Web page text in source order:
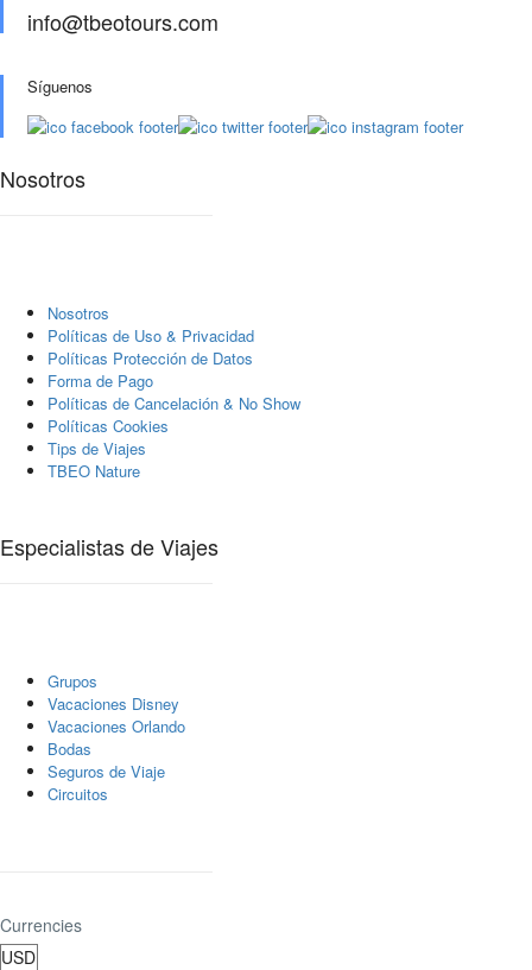
info@tbeotours.com
Síguenos
Nosotros
Nosotros
Polí­ticas de Uso & Privacidad
Polí­ticas Protección de Datos
Forma de Pago
Políticas de Cancelación & No Show
Políticas Cookies
Tips de Viajes
TBEO Nature
Especialistas de Viajes
Grupos
Vacaciones Disney
Vacaciones Orlando
Bodas
Seguros de Viaje
Circuitos
Currencies